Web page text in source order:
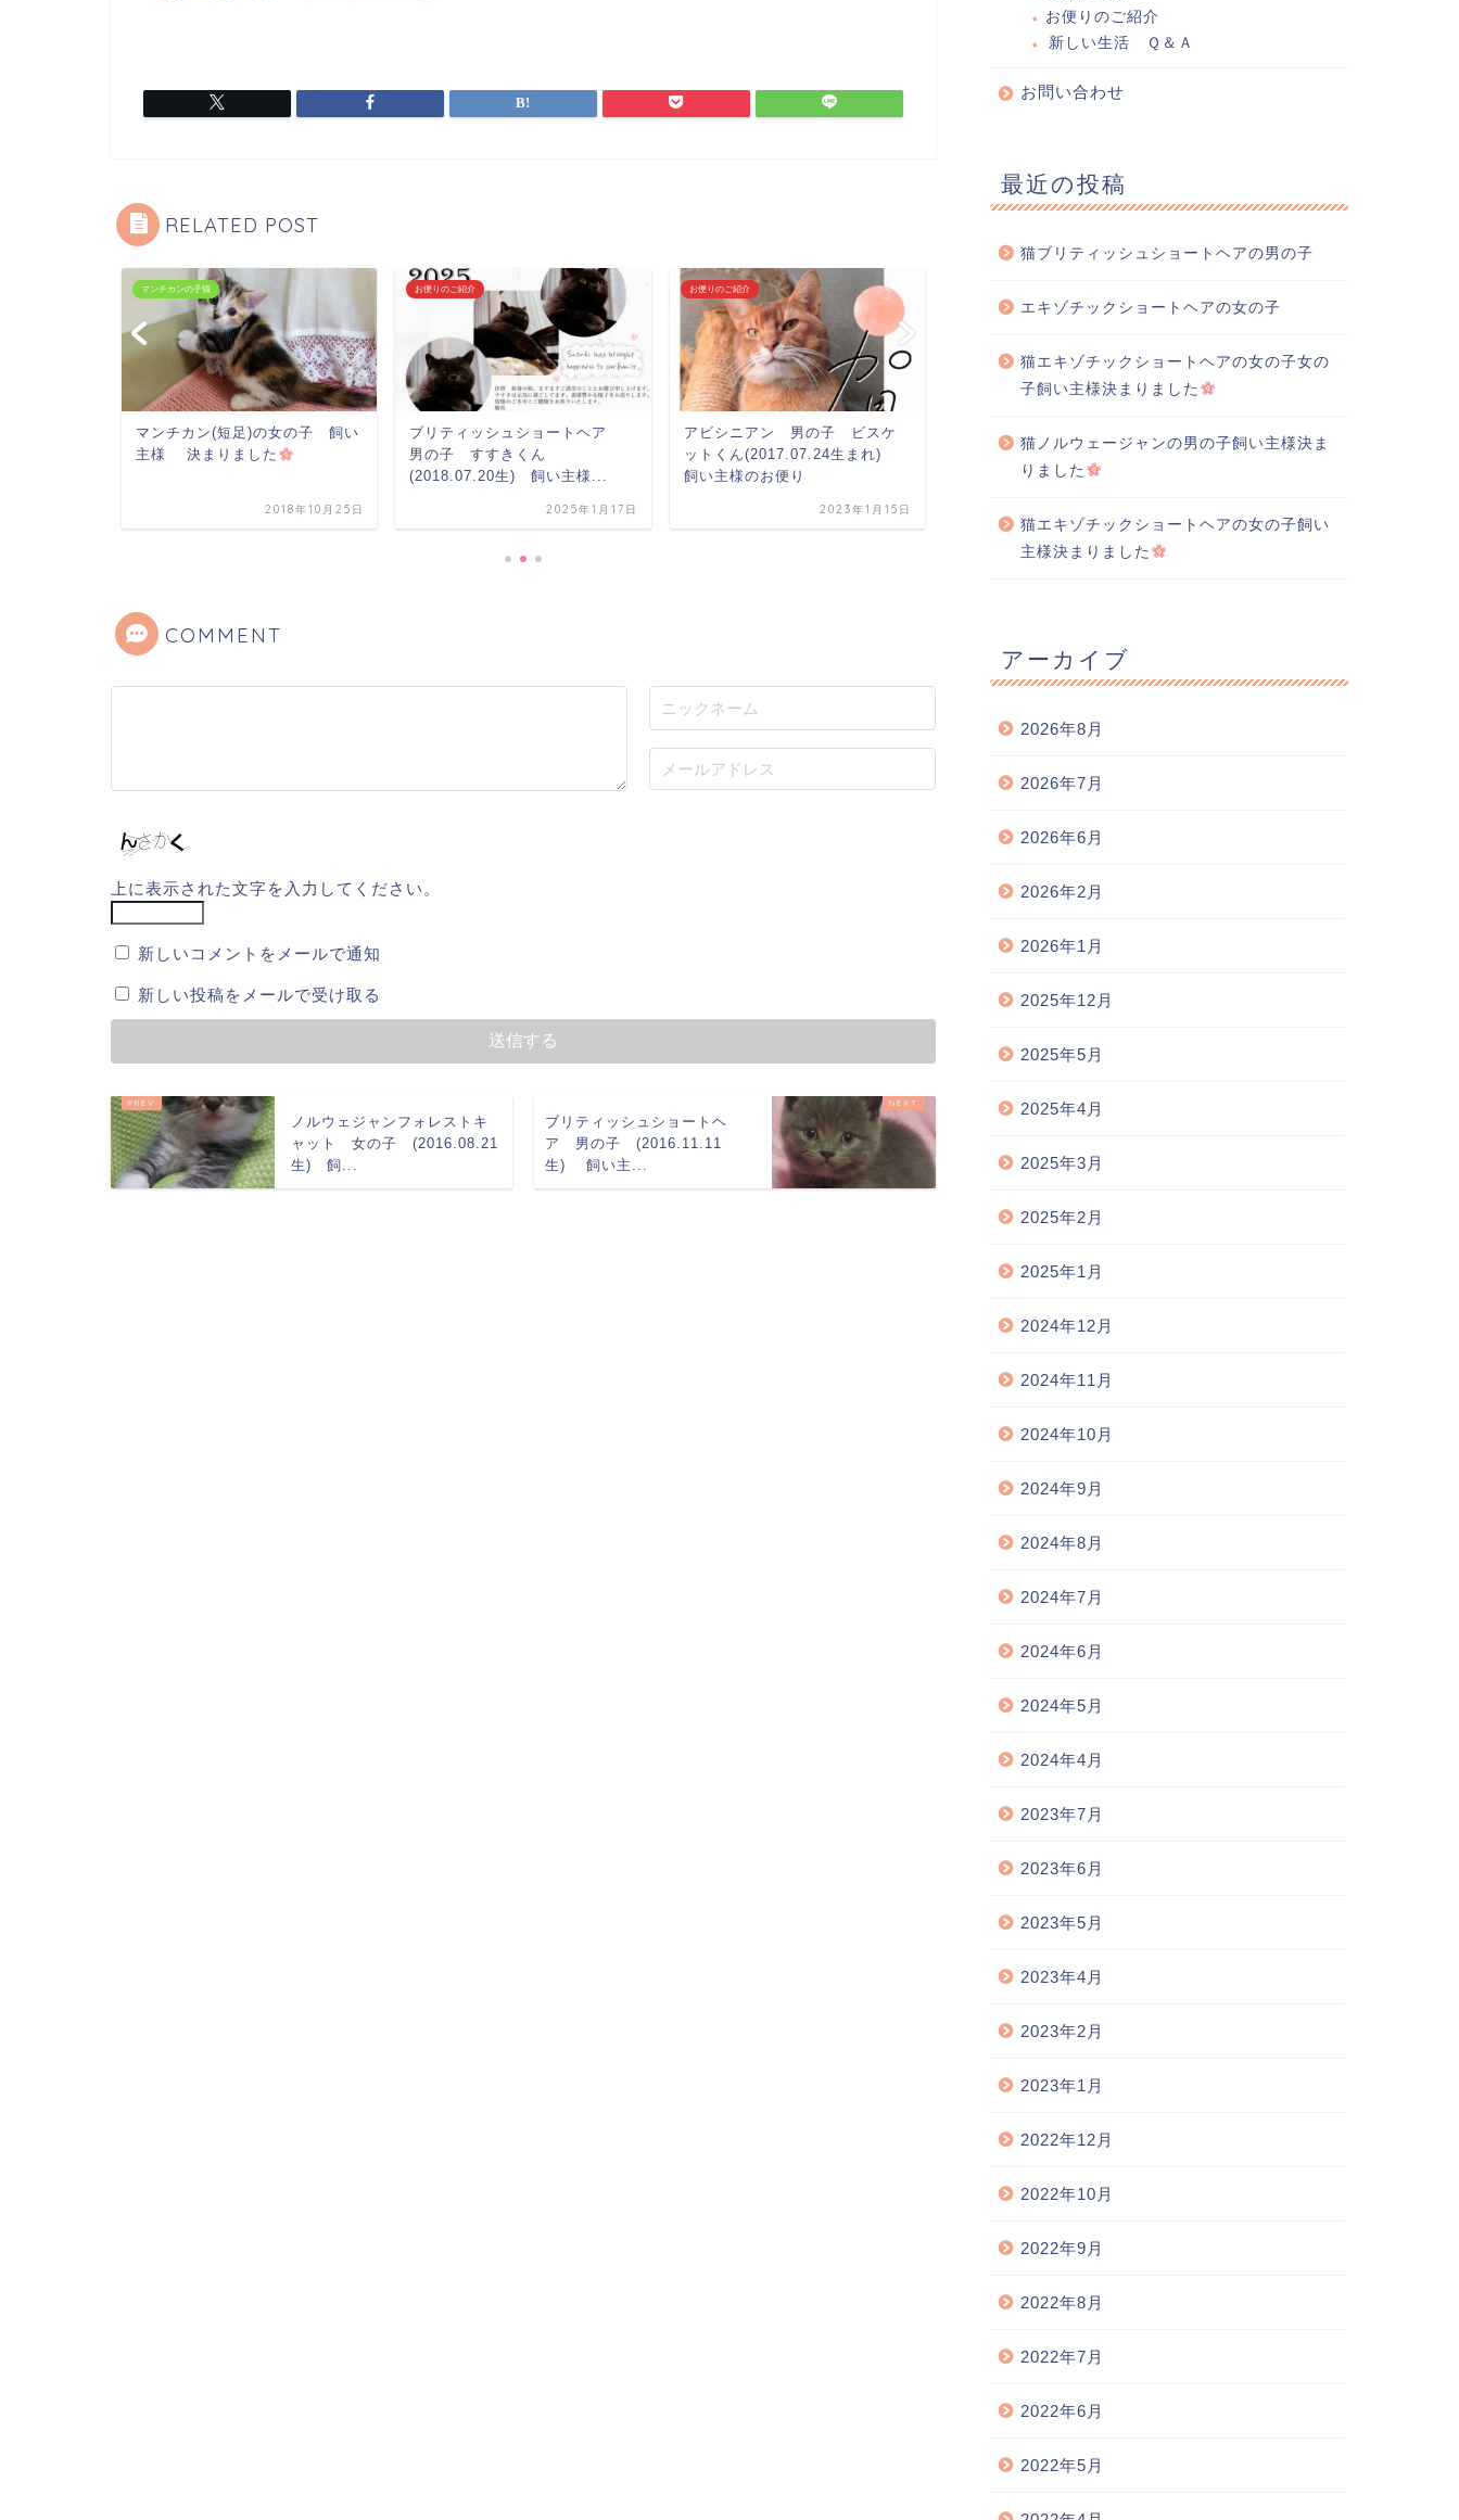
RELATED POST
マンチカンの子猫
マンチカン(短足)の女の子 飼い
主様 決まりました
2018年10月25日
お便りのご紹介
ブリティッシュショートヘア
男の子 すすきくん
(2018.07.20生) 飼い主様...
2025年1月17日
お便りのご紹介
アビシニアン 男の子 ビスケ
ットくん(2017.07.24生まれ)
飼い主様のお便り
2023年1月15日
マンチカン(短足)の女の子 飼い
主様 決まりました
ブリティッシュショートヘア
男の子 すすきくん
COMMENT
上に表示された文字を入力してください。
新しいコメントをメールで通知
新しい投稿をメールで受け取る
ノルウェジャンフォレストキ
ャット 女の子 (2016.08.21
生) 飼...
ブリティッシュショートヘ
ア 男の子 (2016.11.11
生) 飼い主...
お便りのご紹介
新しい生活 Ｑ＆Ａ
お問い合わせ
最近の投稿
猫ブリティッシュショートヘアの男の子
エキゾチックショートヘアの女の子
猫エキゾチックショートヘアの女の子女の
子飼い主様決まりました
猫ノルウェージャンの男の子飼い主様決ま
りました
猫エキゾチックショートヘアの女の子飼い
主様決まりました
アーカイブ
2026年8月
2026年7月
2026年6月
2026年2月
2026年1月
2025年12月
2025年5月
2025年4月
2025年3月
2025年2月
2025年1月
2024年12月
2024年11月
2024年10月
2024年9月
2024年8月
2024年7月
2024年6月
2024年5月
2024年4月
2023年7月
2023年6月
2023年5月
2023年4月
2023年2月
2023年1月
2022年12月
2022年10月
2022年9月
2022年8月
2022年7月
2022年6月
2022年5月